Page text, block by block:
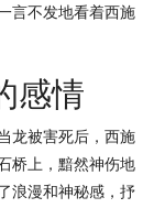
言不发地看着西施
感情
龙被害死后，西施
桥上，黯然神伤地
浪漫和神秘感，抒